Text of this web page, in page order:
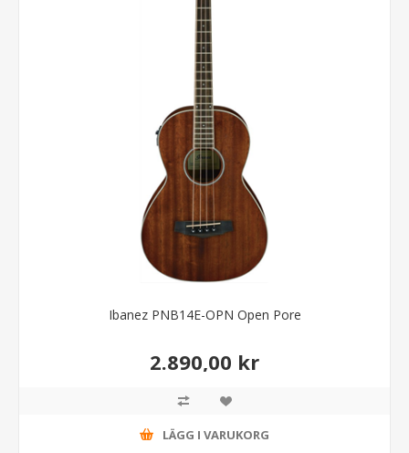
Ibanez PNB14E-OPN Open Pore
2.890,00 kr
LÄGG I VARUKORG